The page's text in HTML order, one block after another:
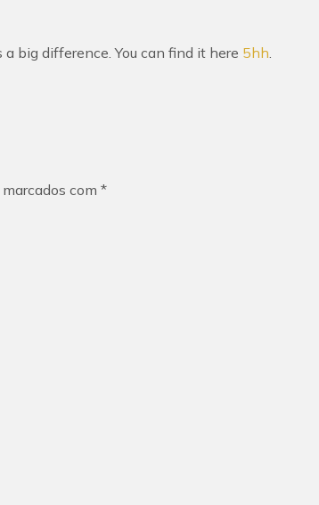
big difference. You can find it here 5hh.
com *